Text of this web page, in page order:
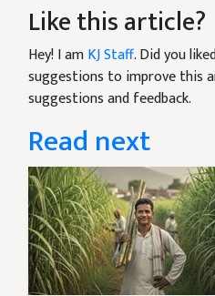
Like this article?
Hey! I amKJ Staff. Did you
suggestions to improve this
suggestions and feedback.
Read next